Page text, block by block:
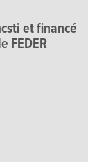
et financé
FEDER